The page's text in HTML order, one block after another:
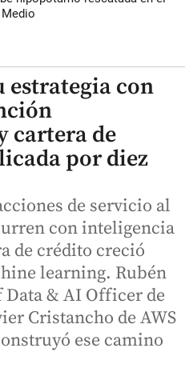
estrategia con
cartera de
por diez
de servicio al
con inteligencia
de crédito creció
learning. Rubén
Data & AI Officer de
Cristancho de AWS
ese camino